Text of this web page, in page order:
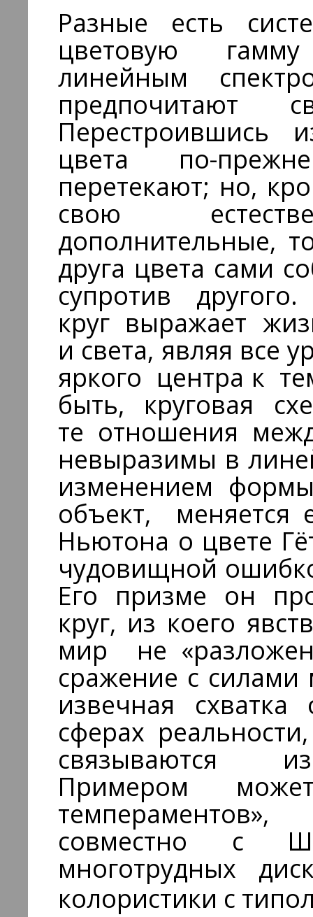
Разные есть
цветовую
линейным
предпочитают
Перестроившись
цвета по-
перетекают; но,
свою
дополнительные,
друга цвета сами
супротив
круг выражает
и света, являя все
яркого центра к
быть, круговая
те отношения
невыразимы в
изменением
объект, меняется
Ньютона о цвете
чудовищной
Его призме он
круг, из коего
мир не
сражение с силами
извечная схватка
сферах
связываются
Примером
совместно с
многотрудных
колористики с